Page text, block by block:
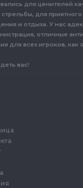
для ценителей
для приятного
и отдыха. У нас
отличные
для всех игроков, как
вас!